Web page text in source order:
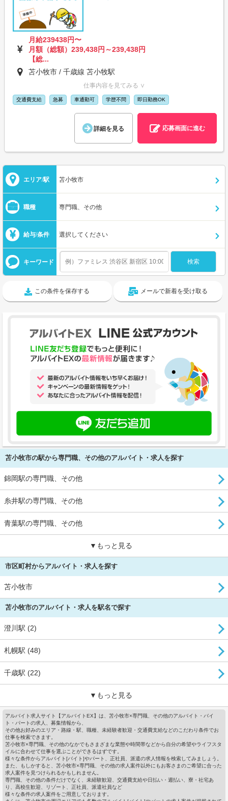
月給239438円〜
月額（総額）239,438円～239,438円
【総...
苫小牧市 / 千歳線 苫小牧駅
仕事内容を見てみる ∨
交通費支給 急募 車通勤可 学歴不問 即日勤務OK
詳細を見る 応募画面に進む
エリア/駅 苫小牧市
職種 専門職、その他
給与/条件 選択してください
キーワード
この条件を保存する メールで新着を受け取る
苫小牧市の駅から専門職、その他のアルバイト・求人を探す
錦岡駅の専門職、その他
糸井駅の専門職、その他
青葉駅の専門職、その他
▼もっと見る
市区町村からアルバイト・求人を探す
苫小牧市
苫小牧市のアルバイト・求人を駅名で探す
澄川駅 (2)
札幌駅 (48)
千歳駅 (22)
▼もっと見る
アルバイト求人サイト【アルバイトEX】は、苫小牧市×専門職、その他のアルバイト・バイ
ト・パートの求人、募集情報から、
その他お好みのエリア・路線・駅、職種、未経験者歓迎・交通費支給などのこだわり条件でお
仕事を検索できます。
苫小牧市×専門職、その他のなかでもさまざまな業態や時間帯などから自分の希望やライフスタ
イルに合わせて仕事を選ぶことができるはずです。
様々な条件からアルバイト[バイト]やパート、正社員、派遣の求人情報を検索してみましょう。
また、もしかすると、苫小牧市×専門職、その他の求人案件以外にもお客さまのご希望に合った
求人案件を見つけられるかもしれません。
専門職、その他の条件だけでなく、未経験歓迎、交通費支給や日払い・週払い、寮・社宅あ
り、高校生歓迎、リゾート、正社員、派遣社員など
様々な条件の求人案件をご用意しております。